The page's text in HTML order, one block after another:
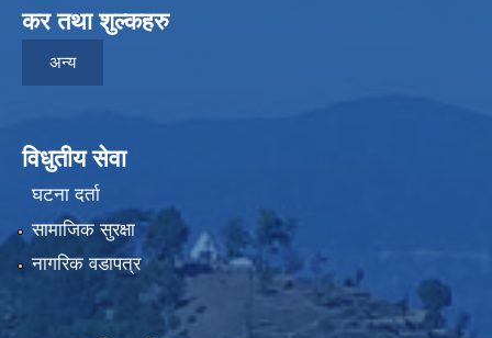
कर तथा शुल्कहरु
अन्य
विधुतीय सेवा
घटना दर्ता
सामाजिक सुरक्षा
नागरिक वडापत्र